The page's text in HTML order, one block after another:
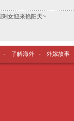
女迎来艳阳天~
- 了解海外 - 外嫁故事